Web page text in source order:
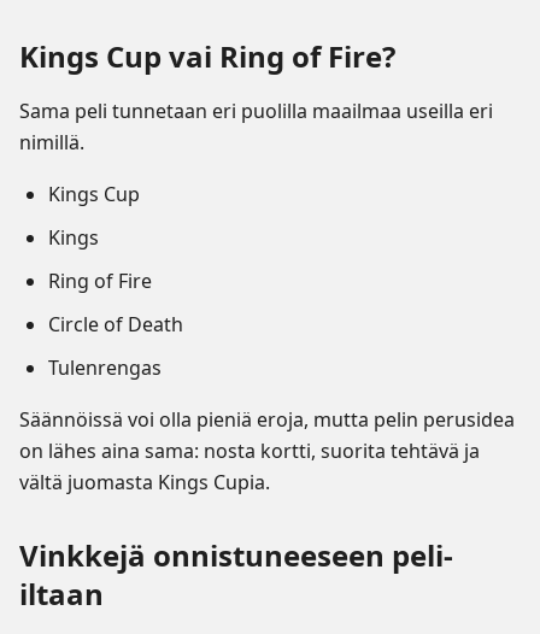
Kings Cup vai Ring of Fire?
Sama peli tunnetaan eri puolilla maailmaa useilla eri
nimillä.
Kings Cup
Kings
Ring of Fire
Circle of Death
Tulenrengas
Säännöissä voi olla pieniä eroja, mutta pelin perusidea
on lähes aina sama: nosta kortti, suorita tehtävä ja
vältä juomasta Kings Cupia.
Vinkkejä onnistuneeseen peli-
iltaan